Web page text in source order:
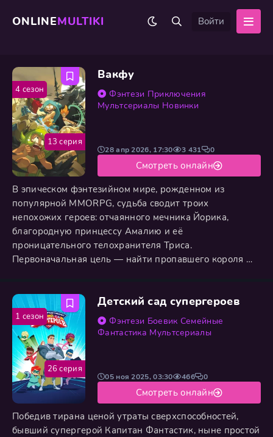
ONLINEMULTIKI Войти
Вакфу
Фэнтези Приключения
Мультсериалы Новинки
В эпическом фэнтезийном мире, рожденном из
популярной MMORPG, судьба сводит троих
непохожих героев: отчаянного мечника Йорика,
благородную принцессу Амалию и её
проницательного телохранителя Триса.
Первоначальная цель — найти пропавшего короля —
полное магии и чудесных существ путешествие, где
каждый шаг грозит смертельными ловушками и
испытаниями на прочность. Противостоять хаосу им
помогает
28 апр 2026, 17:30 3 431 0
Смотреть онлайн
13 серия
4 сезон
Детский сад супергероев
Фэнтези Боевик Семейные
Фантастика Мультсериалы
Победив тирана ценой утраты сверхспособностей,
бывший супергерой Капитан Фантастик, ныне простой
05 ноя 2025, 03:30 466 0
Смотреть онлайн
26 серия
1 сезон